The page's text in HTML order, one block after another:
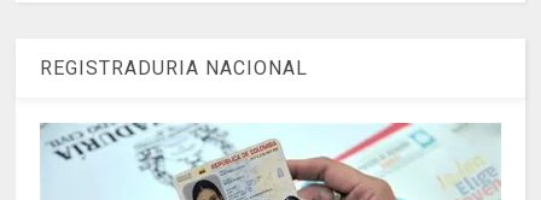
REGISTRADURIA NACIONAL